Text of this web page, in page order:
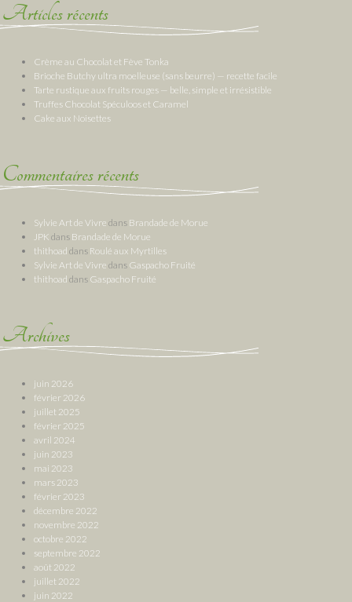
Articles récents
Crème au Chocolat et Fève Tonka
Brioche Butchy ultra moelleuse (sans beurre) — recette facile
Tarte rustique aux fruits rouges — belle, simple et irrésistible
Truffes Chocolat Spéculoos et Caramel
Cake aux Noisettes
Commentaires récents
Sylvie Art de Vivre dans Brandade de Morue
JPK dans Brandade de Morue
thithoad dans Roulé aux Myrtilles
Sylvie Art de Vivre dans Gaspacho Fruité
thithoad dans Gaspacho Fruité
Archives
juin 2026
février 2026
juillet 2025
février 2025
avril 2024
juin 2023
mai 2023
mars 2023
février 2023
décembre 2022
novembre 2022
octobre 2022
septembre 2022
août 2022
juillet 2022
juin 2022